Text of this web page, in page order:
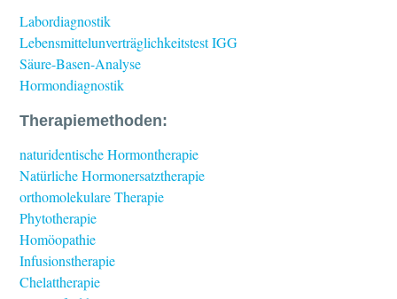
Labordiagnostik
Lebensmittelunverträglichkeitstest IGG
Säure-Basen-Analyse
Hormondiagnostik
Therapiemethoden:
naturidentische Hormontherapie
Natürliche Hormonersatztherapie
orthomolekulare Therapie
Phytotherapie
Homöopathie
Infusionstherapie
Chelattherapie